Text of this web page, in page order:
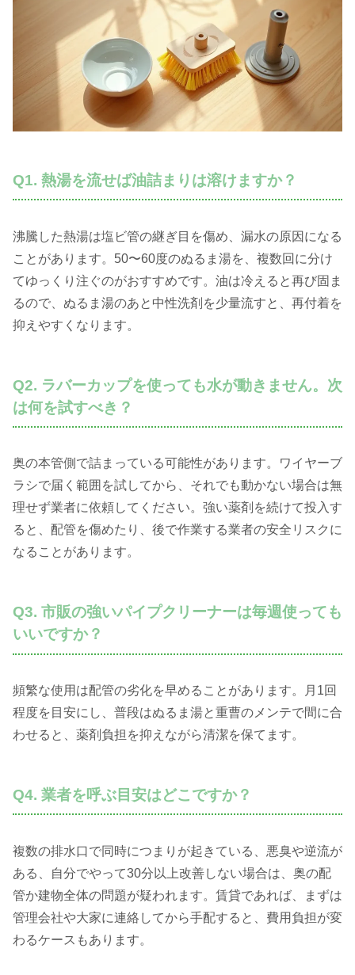
Q1. 熱湯を流せば油詰まりは溶けますか？
沸騰した熱湯は塩ビ管の継ぎ目を傷め、漏水の原因になる
ことがあります。50〜60度のぬるま湯を、複数回に分け
てゆっくり注ぐのがおすすめです。油は冷えると再び固ま
るので、ぬるま湯のあと中性洗剤を少量流すと、再付着を
抑えやすくなります。
Q2. ラバーカップを使っても水が動きません。次
は何を試すべき？
奥の本管側で詰まっている可能性があります。ワイヤーブ
ラシで届く範囲を試してから、それでも動かない場合は無
理せず業者に依頼してください。強い薬剤を続けて投入す
ると、配管を傷めたり、後で作業する業者の安全リスクに
なることがあります。
Q3. 市販の強いパイプクリーナーは毎週使っても
いいですか？
頻繁な使用は配管の劣化を早めることがあります。月1回
程度を目安にし、普段はぬるま湯と重曹のメンテで間に合
わせると、薬剤負担を抑えながら清潔を保てます。
Q4. 業者を呼ぶ目安はどこですか？
複数の排水口で同時につまりが起きている、悪臭や逆流が
ある、自分でやって30分以上改善しない場合は、奥の配
管か建物全体の問題が疑われます。賃貸であれば、まずは
管理会社や大家に連絡してから手配すると、費用負担が変
わるケースもあります。